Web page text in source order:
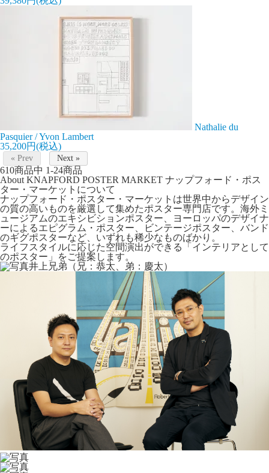
Nathalie du
Pasquier / Yvon Lambert
35,200円(税込)
« Prev Next »
610商品中 1-24商品
About KNAPFORD POSTER MARKET ナップフォード・ポス
ター・マーケットについて
ナップフォード・ポスター・マーケットは世界中からデザイン
の質の高いものを厳選して集めたポスター専門店です。海外ミ
ュージアムのエキシビションポスター、ヨーロッパのデザイナ
ーによるエピグラム・ポスター、ビンテージポスター、バンド
のギグポスターなど、いずれも稀少なものばかり。
ライフスタイルに応じた空間演出ができる「インテリアとして
のポスター」をご提案します。
井上兄弟（兄：恭太、弟：慶太）